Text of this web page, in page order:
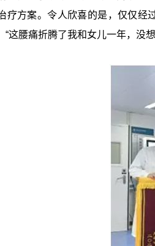
疗方案。令人欣喜的是，仅仅经
“这腰痛折腾了我和女儿一年，没